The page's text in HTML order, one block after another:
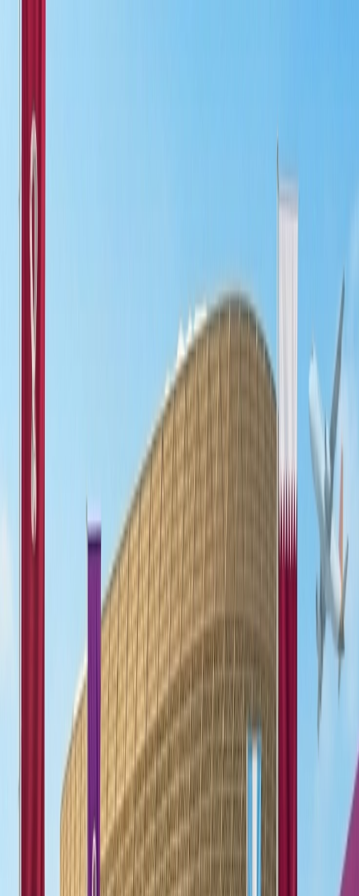
You have been redirected to
location.
Ciudades De Escala Imprescindibles En Todo El Mundo Para
Viajeros De Larga Distancia
Home
Las Mejores Ciudades De Escala En Todo
El Mundo Para Viajeros De Larga Distancia
Las Mejores Ciudades De Escala En Todo
El Mundo Para Viajeros De Larga
Distancia
By : Travomint
Solicitar Llamada Reservar Vuelo
Ciudades De Escala Imprescindibles En
Todo El Mundo Para Viajeros De Larga
Distancia
Los viajes de larga distancia, desde un país a otro, son muy
aburridos, especialmente si hay escalas largas también. Sin embargo,
es posible convertir tu escala en unas vacaciones pequeña en una
excelente manera de disfrutar un vuelo de larga distancia, y explorar
un nuevo destino sin gastar una fortuna. En este caso, hay varias
aerolíneas que vuelan por diferentes ciudades de escalas, y con
ofertas de las escalas de aerolíneas, puedes explorar las diferentes
ciudades, desde la cultura hasta las actividades interesantes. Por eso,
siguiente es una lista de algunas de las mejores ciudades de escalas
en todo el mundo para los viajeros de larga distancia.